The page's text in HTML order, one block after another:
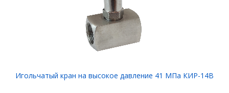
Игольчатый кран на высокое давление 41 МПа КИР-14В